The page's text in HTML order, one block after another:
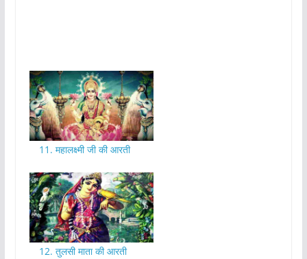
11. महालक्ष्मी जी की आरती
12. तुलसी माता की आरती